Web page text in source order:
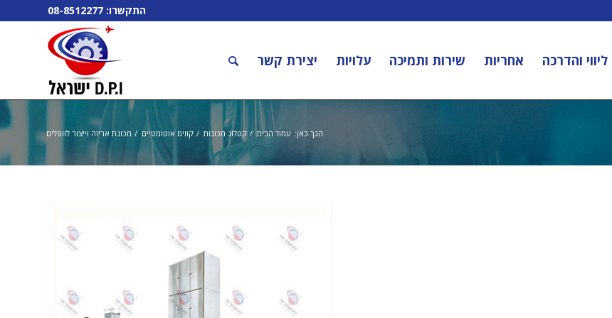
התקשרו: 08-8512277
ליווי והדרכה אחריות שירות ותמיכה עלויות יצירת קשר
הנך כאן: עמוד הבית / קטלוג מכונות / קווים אוטומטיים / מכונת אריזה וייצור לוופלים